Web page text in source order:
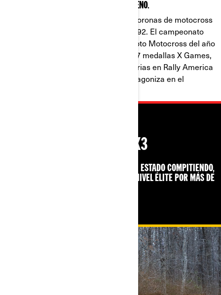
RALLY, NASCAR, FMX, Y PILOTO TODO TERRENO.
Mantendremos esto (algo) breve: 5 coronas de motocross
Loretta Lynn National Amateur de 1992. El campeonato
mundial estilo libre a los 14 años. Piloto Motocross del año
en 2001. Piloto del año. Ha ganado 17 medallas X Games,
incluyendo 11 medallas de oro. Victorias en Rally America
y carreras en NASCAR. Y creó y protagoniza en el
MAVERICK X3
OVEHÍCULO OFICIAL DE PILOTOS QUE HAN ESTADO COMPITIENDO,
IMPONIENDO RECORDS, Y GANANDO AL NIVEL ÉLITE POR MÁS DE